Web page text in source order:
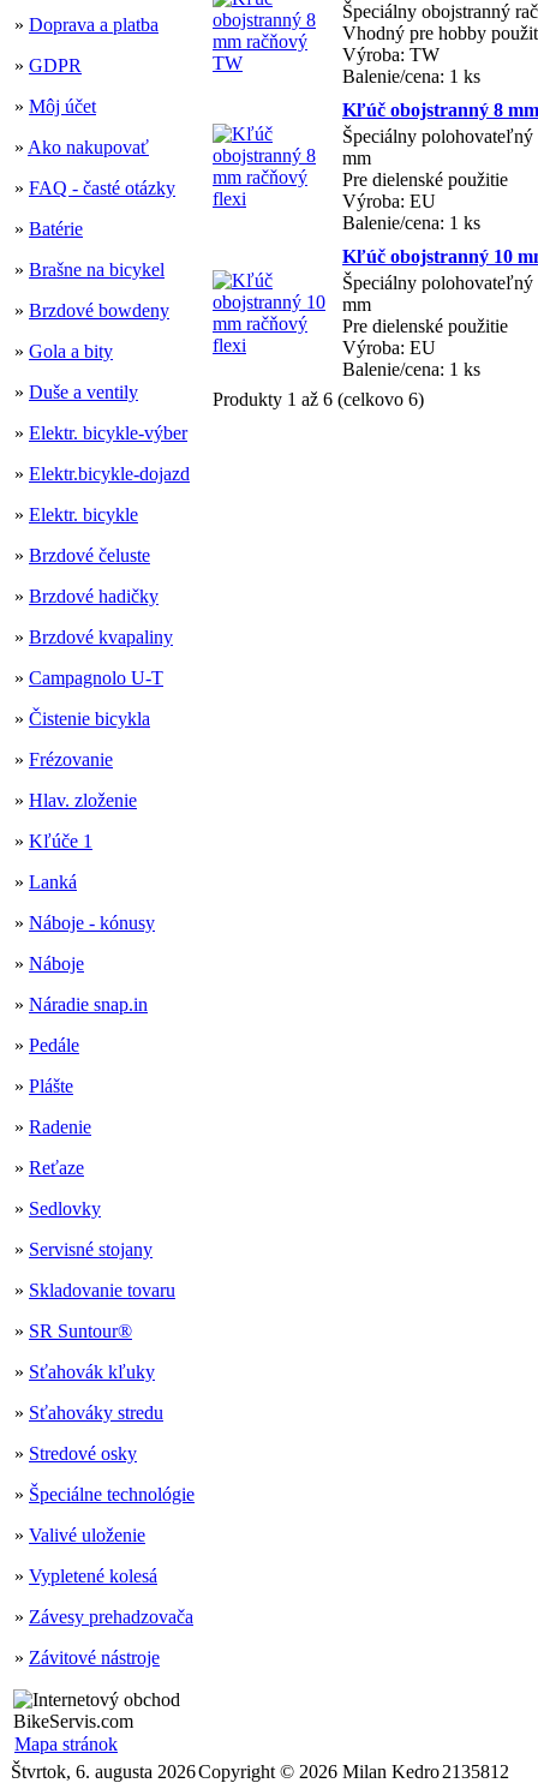
» Doprava a platba
» GDPR
» Môj účet
» Ako nakupovať
» FAQ - časté otázky
» Batérie
» Brašne na bicykel
» Brzdové bowdeny
» Gola a bity
» Duše a ventily
» Elektr. bicykle-výber
» Elektr.bicykle-dojazd
» Elektr. bicykle
» Brzdové čeluste
» Brzdové hadičky
» Brzdové kvapaliny
» Campagnolo U-T
» Čistenie bicykla
» Frézovanie
» Hlav. zloženie
» Kľúče 1
» Lanká
» Náboje - kónusy
» Náboje
» Náradie snap.in
» Pedále
» Plášte
» Radenie
» Reťaze
» Sedlovky
» Servisné stojany
» Skladovanie tovaru
» SR Suntour®
» Sťahovák kľuky
» Sťahováky stredu
» Stredové osky
» Špeciálne technológie
» Valivé uloženie
» Vypletené kolesá
» Závesy prehadzovača
» Závitové nástroje
Mapa stránok
Špeciálny obojstranný
Vhodný pre hobby
Výroba: TW
Balenie/cena: 1 ks
Kľúč obojstranný 8
Špeciálny
mm
Pre dielenské použitie
Výroba: EU
Balenie/cena: 1 ks
Kľúč obojstranný 10
Špeciálny
mm
Pre dielenské použitie
Výroba: EU
Balenie/cena: 1 ks
Produkty 1 až 6 (celkovo 6)
Štvrtok, 6. augusta 2026Copyright © 2026 Milan Kedro2135812